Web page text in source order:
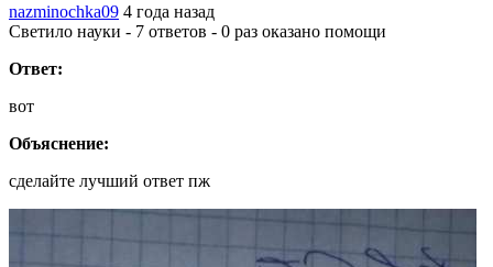
nazminochka09 4 года назад
Светило науки - 7 ответов - 0 раз оказано помощи
Ответ:
вот
Объяснение:
сделайте лучший ответ пж